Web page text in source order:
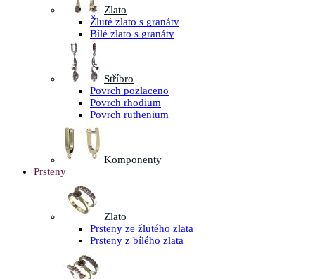
Zlato
Žluté zlato s granáty
Bílé zlato s granáty
Stříbro
Povrch pozlaceno
Povrch rhodium
Povrch ruthenium
Komponenty
Prsteny
Zlato
Prsteny ze žlutého zlata
Prsteny z bílého zlata